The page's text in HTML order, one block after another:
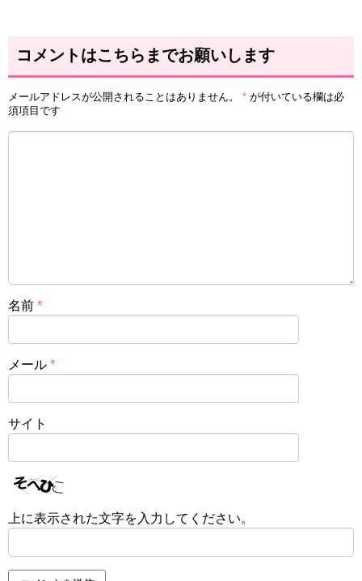
コメントはこちらまでお願いします
メールアドレスが公開されることはありません。 * が付いている欄は必
須項目です
名前 *
メール *
サイト
上に表示された文字を入力してください。